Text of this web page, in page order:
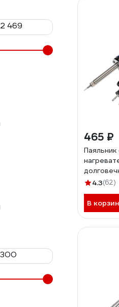
465 ₽
40Вт
4.3(62)
В